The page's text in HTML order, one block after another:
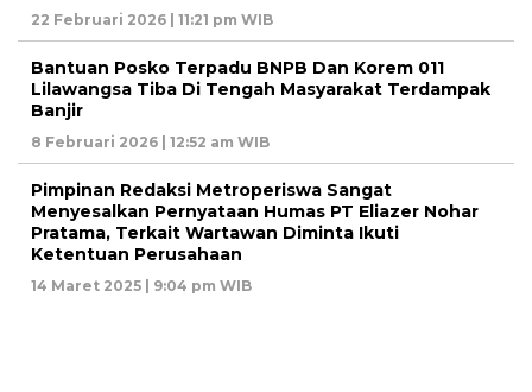
22 Februari 2026 | 11:21 pm WIB
Bantuan Posko Terpadu BNPB Dan Korem 011
Lilawangsa Tiba Di Tengah Masyarakat Terdampak
Banjir
8 Februari 2026 | 12:52 am WIB
Pimpinan Redaksi Metroperiswa Sangat
Menyesalkan Pernyataan Humas PT Eliazer Nohar
Pratama, Terkait Wartawan Diminta Ikuti
Ketentuan Perusahaan
14 Maret 2025 | 9:04 pm WIB